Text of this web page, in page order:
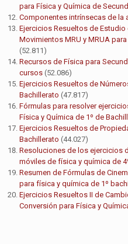
para Física y Química de
Componentes intrínsecas de la
Ejercicios Resueltos de
Movimientos MRU y MRUA
(52.811)
Recursos de Física para
cursos (52.086)
Ejercicios Resueltos de
Bachillerato (47.817)
Fórmulas para resolver
Física y Química de 1º de
Ejercicios Resueltos de
Bachillerato (44.027)
Resoluciones de los ejercicios
móviles de física y química de
Resumen de Fórmulas de
para física y química de 1º
Ejercicios Resueltos II de
Conversión para Física y